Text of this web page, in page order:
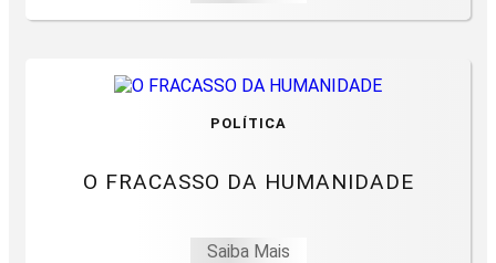
POLÍTICA
O FRACASSO DA HUMANIDADE
Saiba Mais